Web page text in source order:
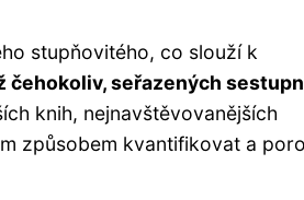
stupňovitého, co slouží k
čehokoliv, seřazených
knih, nejnavštěvovanějších
způsobem kvantifikovat a